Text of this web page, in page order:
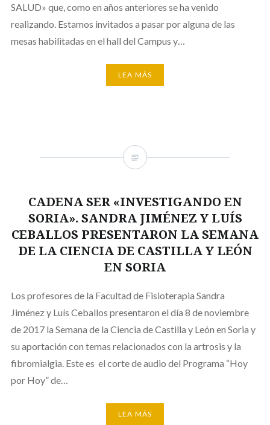
SALUD» que, como en años anteriores se ha venido
realizando. Estamos invitados a pasar por alguna de las
mesas habilitadas en el hall del Campus y…
LEA MÁS
CADENA SER «INVESTIGANDO EN
SORIA». SANDRA JIMÉNEZ Y LUÍS
CEBALLOS PRESENTARON LA SEMANA
DE LA CIENCIA DE CASTILLA Y LEÓN
EN SORIA
Los profesores de la Facultad de Fisioterapia Sandra
Jiménez y Luís Ceballos presentaron el día 8 de noviembre
de 2017 la Semana de la Ciencia de Castilla y León en Soria y
su aportación con temas relacionados con la artrosis y la
fibromialgia. Este es el corte de audio del Programa “Hoy
por Hoy” de…
LEA MÁS